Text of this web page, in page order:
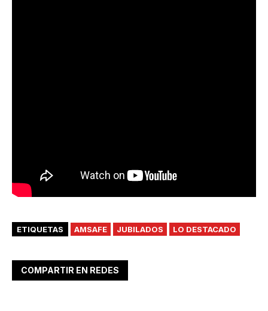
ETIQUETAS AMSAFE JUBILADOS LO DESTACADO
COMPARTIR EN REDES